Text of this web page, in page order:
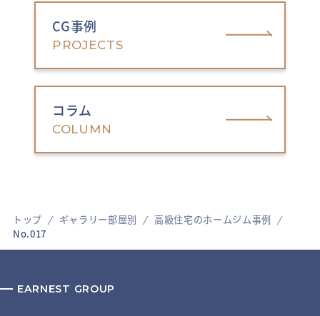
トップ ギャラリー部屋別
高級住宅のホームジム事例
No.017
CG事例
PROJECTS
コラム
COLUMN
EARNEST GROUP